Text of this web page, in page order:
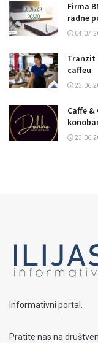
Firma
radne
Tranzit
caffeu
Caffe
Informativni portal.
Pratite nas na